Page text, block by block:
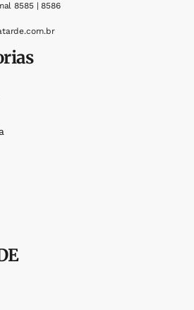
8585 | 8586